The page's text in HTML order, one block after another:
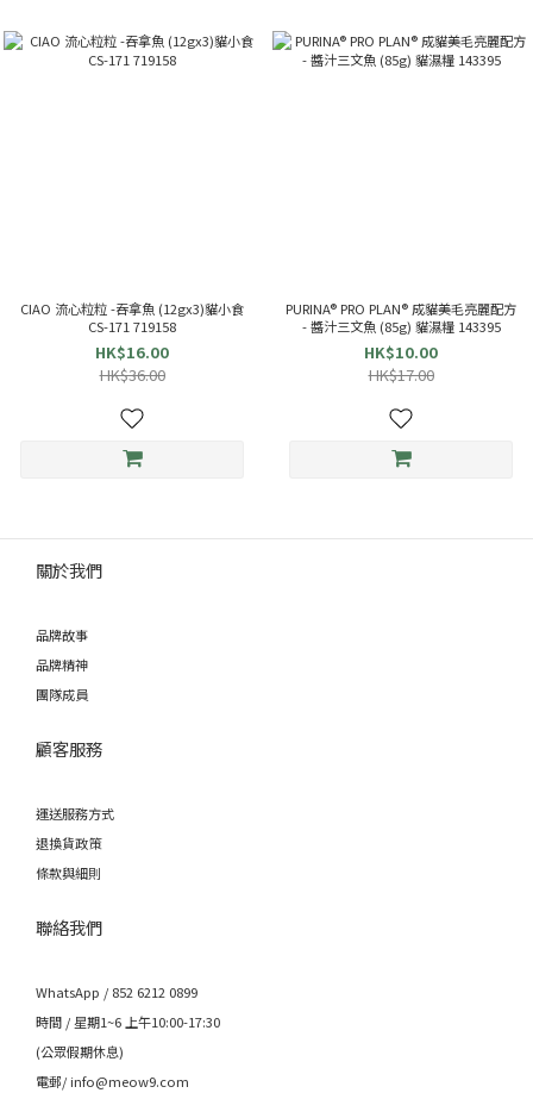
CIAO 流心粒粒 -吞拿魚 (12gx3)貓小食
CS-171 719158
HK$16.00
HK$36.00
PURINA® PRO PLAN® 成貓美毛亮麗配方
- 醬汁三文魚 (85g) 貓濕糧 143395
HK$10.00
HK$17.00
關於我們
品牌故事
品牌精神
團隊成員
顧客服務
運送服務方式
退換貨政策
條款與細則
聯絡我們
WhatsApp / 852 6212 0899
時間 / 星期1~6 上午10:00-17:30
(公眾假期休息)
電郵/ info@meow9.com